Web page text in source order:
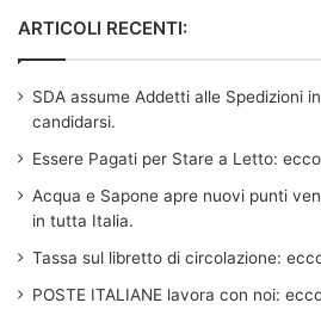
ARTICOLI RECENTI:
SDA assume Addetti alle Spedizioni
candidarsi.
Essere Pagati per Stare a Letto:
Acqua e Sapone apre nuovi punti
in tutta Italia.
Tassa sul libretto di circolazione:
POSTE ITALIANE lavora con noi: